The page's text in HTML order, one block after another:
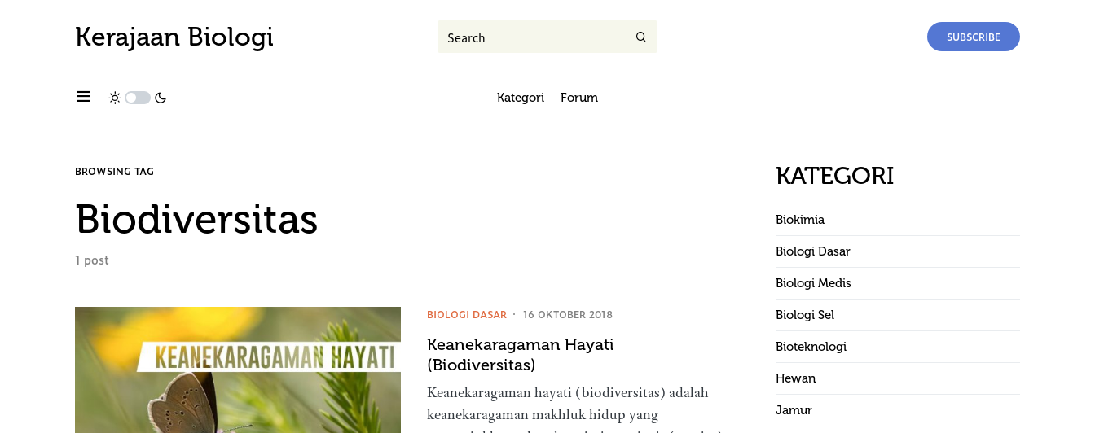
Kerajaan Biologi SUBSCRIBE
Kategori Forum
BROWSING TAG
Biodiversitas
1 post
BIOLOGI DASAR 16 OKTOBER 2018
Keanekaragaman Hayati
(Biodiversitas)
Keanekaragaman hayati (biodiversitas) adalah
keanekaragaman makhluk hidup yang
KATEGORI
Biokimia
Biologi Dasar
Biologi Medis
Biologi Sel
Bioteknologi
Hewan
Jamur